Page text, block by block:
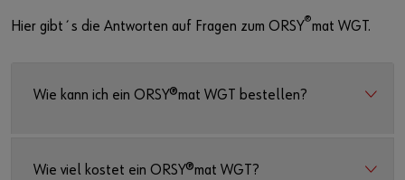
Hier gibt´s die Antworten auf Fragen zum ORSY®mat WGT.
Wie kann ich ein ORSY®mat WGT bestellen?
Wie viel kostet ein ORSY®mat WGT?